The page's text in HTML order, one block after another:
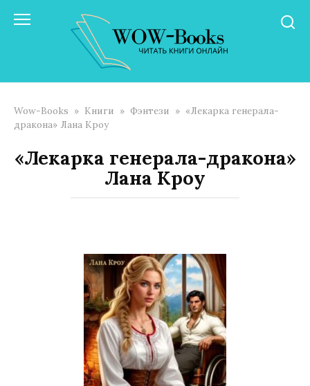
Wow-Books » Книги » Фэнтези » «Лекарка генерала-
дракона» Лана Кроу
«Лекарка генерала-дракона»
Лана Кроу